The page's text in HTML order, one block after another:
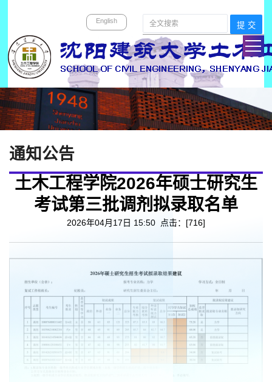
English
土木工程学院2026年硕士研究生
考试第三批调剂拟录取名单
2026年04月17日 15:50 点击：[716]
通知公告